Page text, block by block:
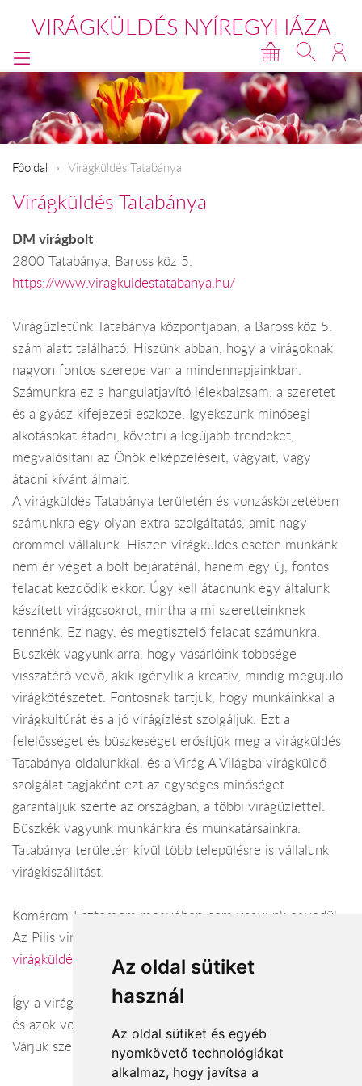
Az oldal sütiket
használ
Az oldal sütiket és egyéb
nyomkövető technológiákat
alkalmaz, hogy javítsa a
VIRÁGKÜLDÉS NYÍREGYHÁZA
Főoldal Virágküldés Tatabánya
Virágküldés Tatabánya
DM virágbolt
2800 Tatabánya, Baross köz 5.
https://www.viragkuldestatabanya.hu/
Virágüzletünk Tatabánya központjában, a Baross köz 5.
szám alatt található. Hiszünk abban, hogy a virágoknak
nagyon fontos szerepe van a mindennapjainkban.
Számunkra ez a hangulatjavító lélekbalzsam, a szeretet
és a gyász kifejezési eszköze. Igyekszünk minőségi
alkotásokat átadni, követni a legújabb trendeket,
megvalósítani az Önök elképzeléseit, vágyait, vagy
átadni kívánt álmait.
A virágküldés Tatabánya területén és vonzáskörzetében
számunkra egy olyan extra szolgáltatás, amit nagy
örömmel vállalunk. Hiszen virágküldés esetén munkánk
nem ér véget a bolt bejáratánál, hanem egy új, fontos
feladat kezdődik ekkor. Úgy kell átadnunk egy általunk
készített virágcsokrot, mintha a mi szeretteinknek
tennénk. Ez nagy, és megtisztelő feladat számunkra.
Büszkék vagyunk arra, hogy vásárlóink többsége
visszatérő vevő, akik igénylik a kreatív, mindig megújuló
virágkötészetet. Fontosnak tartjuk, hogy munkáinkkal a
virágkultúrát és a jó virágízlést szolgáljuk. Ezt a
felelősséget és büszkeséget erősítjük meg a virágküldés
Tatabánya oldalunkkal, és a Virág A Világba virágküldő
szolgálat tagjaként ezt az egységes minőséget
garantáljuk szerte az országban, a többi virágüzlettel.
Büszkék vagyunk munkánkra és munkatársainkra.
Tatabánya területén kívül több településre is vállalunk
virágkiszállítást.
Komárom-Esztergom megyében nem vagyunk egyedül:
Az Pilis virága virágüzlet Esztergom területén (
virágküldés Esztergom) és vonzáskörzetében.
Így a virágküldés Komárom-Esztergom megye városaiban
és azok vonzáskörzetében is gond nélkül megoldható.
Várjuk szeretettel webáruházunkban!